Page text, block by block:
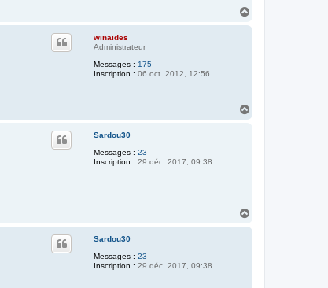
winaides
Administrateur
Messages : 175
Inscription : 06 oct. 2012, 12:56
Sardou30
Messages : 23
Inscription : 29 déc. 2017, 09:38
Sardou30
Messages : 23
Inscription : 29 déc. 2017, 09:38